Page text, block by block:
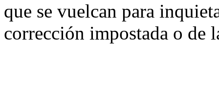
que se vuelcan para
corrección impostada o de